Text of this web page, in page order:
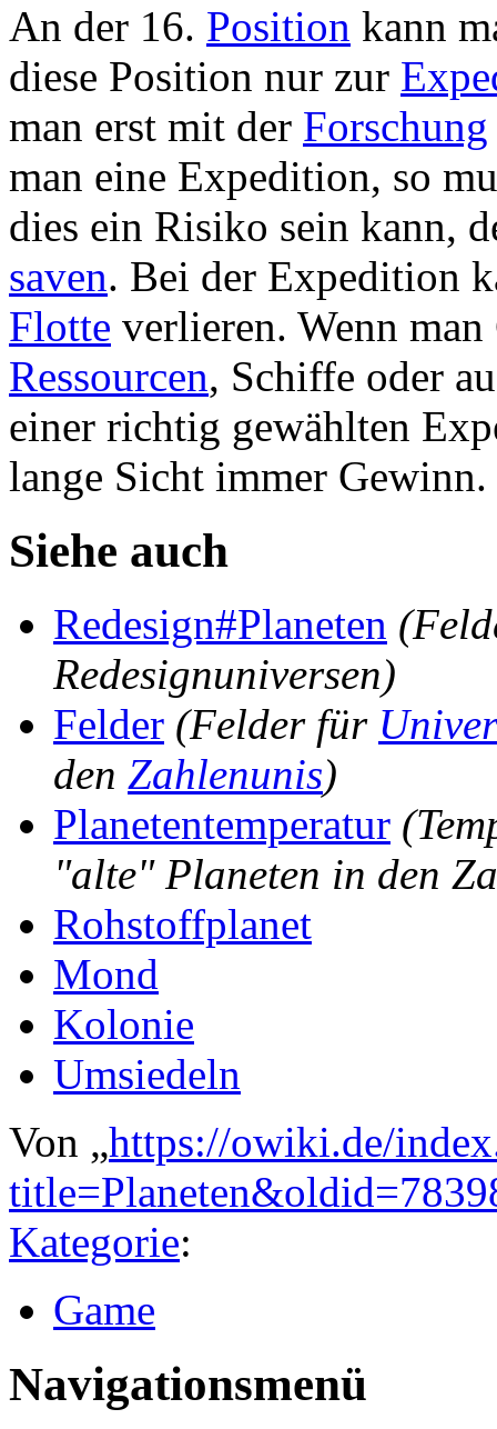
An der 16. Position kann
diese Position nur zur
man erst mit der Forschung
man eine Expedition, so
dies ein Risiko sein kann,
saven. Bei der Expedition
Flotte verlieren. Wenn
Ressourcen, Schiffe oder
einer richtig gewählten
lange Sicht immer Gewinn.
Siehe auch
Redesign#Planeten
Redesignuniversen)
Felder (Felder für
den Zahlenunis)
Planetentemperatur
"alte" Planeten in den
Rohstoffplanet
Mond
Kolonie
Umsiedeln
Von „https://owiki.de/
Kategorie:
Game
Navigationsmenü